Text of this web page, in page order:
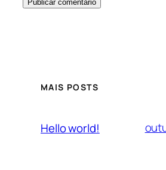
MAIS POSTS
Hello world!